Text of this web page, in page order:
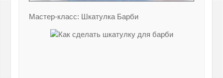
Мастер-класс: Шкатулка Барби